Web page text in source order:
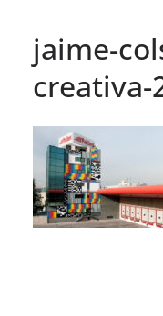
jaime-
creativa-